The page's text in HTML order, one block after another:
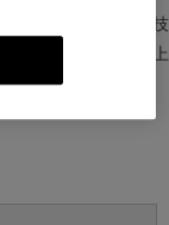
を融合し、素材や技
案。長く愛される上